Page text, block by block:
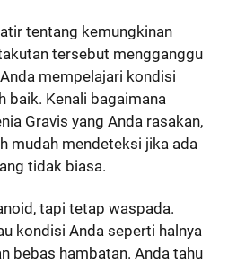
tentang kemungkinan
tersebut mengganggu
mempelajari kondisi
baik. Kenali bagaimana
Gravis yang Anda rasakan,
mudah mendeteksi jika ada
tidak biasa.
tapi tetap waspada.
kondisi Anda seperti halnya
bebas hambatan. Anda tahu